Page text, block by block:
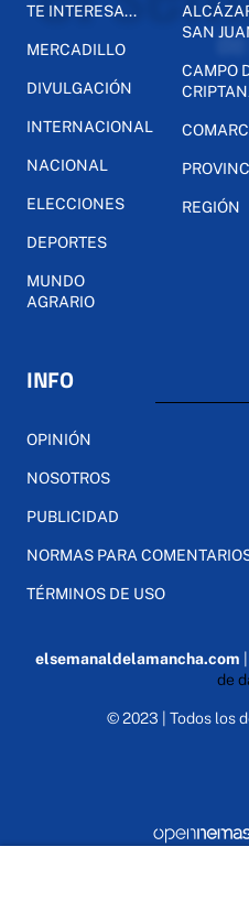
TE INTERESA...
MERCADILLO
DIVULGACIÓN
INTERNACIONAL
NACIONAL
ELECCIONES
DEPORTES
MUNDO
AGRARIO
SAN
CAMPO
REGIÓN
INFO
OPINIÓN
NOSOTROS
PUBLICIDAD
NORMAS PARA
TÉRMINOS DE USO
elsemanaldelamancha.com
de
© 2023 | Todos los